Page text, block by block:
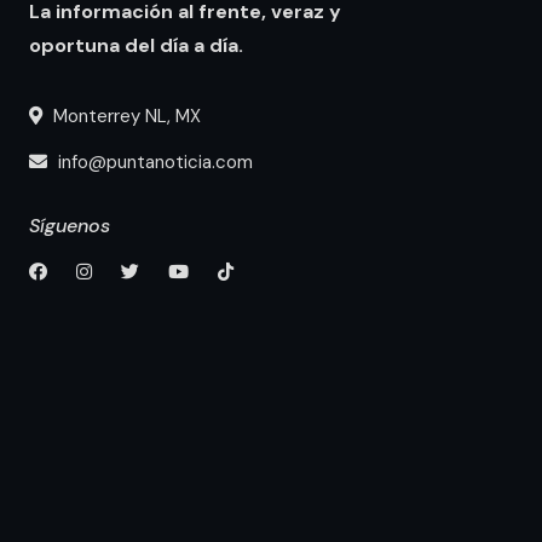
La información al frente, veraz y
oportuna del día a día.
Monterrey NL, MX
info@puntanoticia.com
Síguenos